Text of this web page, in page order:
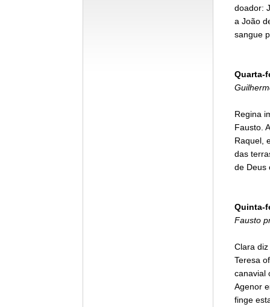
doador:
a João
sangue
Quarta-
Regina
Fausto.
Raquel,
das
de Deus
Quinta-
Fausto
Clara
Teresa
canavial
Agenor
finge